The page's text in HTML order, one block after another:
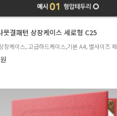
뭇결패턴 상장케이스 세로형 C25
장케이스, 고급하드케이스,기본 A4, 별사이즈